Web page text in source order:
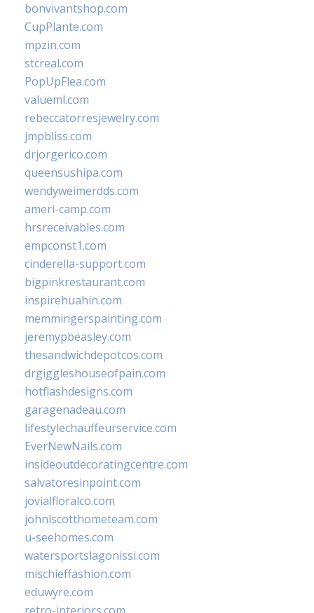
bonvivantshop.com
CupPlante.com
mpzin.com
stcreal.com
PopUpFlea.com
valueml.com
rebeccatorresjewelry.com
jmpbliss.com
drjorgerico.com
queensushipa.com
wendyweimerdds.com
ameri-camp.com
hrsreceivables.com
empconst1.com
cinderella-support.com
bigpinkrestaurant.com
inspirehuahin.com
memmingerspainting.com
jeremypbeasley.com
thesandwichdepotcos.com
drgiggleshouseofpain.com
hotflashdesigns.com
garagenadeau.com
lifestylechauffeurservice.com
EverNewNails.com
insideoutdecoratingcentre.com
salvatoresinpoint.com
jovialfloralco.com
johnlscotthometeam.com
u-seehomes.com
watersportslagonissi.com
mischieffashion.com
eduwyre.com